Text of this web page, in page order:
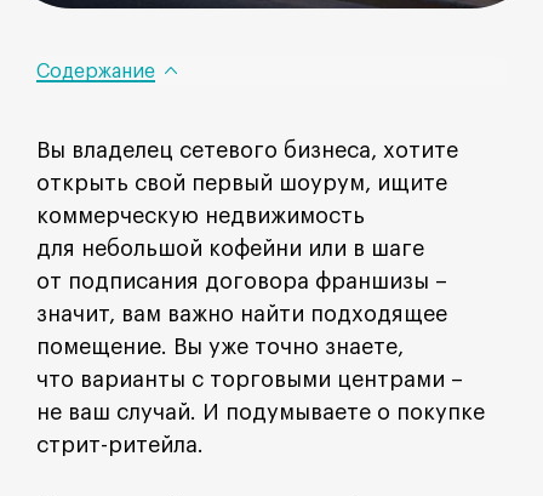
Содержание
Вы владелец сетевого бизнеса, хотите
открыть свой первый шоурум, ищите
коммерческую недвижимость
для небольшой кофейни или в шаге
от подписания договора франшизы –
значит, вам важно найти подходящее
помещение. Вы уже точно знаете,
что варианты с торговыми центрами –
не ваш случай. И подумываете о покупке
стрит-ритейла.